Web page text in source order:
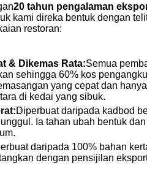
20 tahun pengalaman
kami direka bentuk dengan
restoran:
& Dikemas Rata:Semua
sehingga 60% kos
yang cepat dan
di kedai yang sibuk.
Diperbuat daripada kadbod
Ia tahan ubah bentuk
daripada 100% bahan
dengan pensijilan